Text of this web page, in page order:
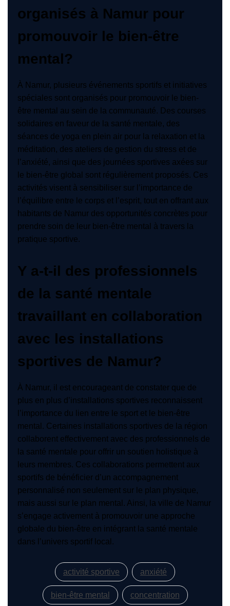
organisés à Namur pour
promouvoir le bien-être
mental?
À Namur, plusieurs événements sportifs et initiatives
spéciales sont organisés pour promouvoir le bien-
être mental au sein de la communauté. Des courses
solidaires en faveur de la santé mentale, des
séances de yoga en plein air pour la relaxation et la
méditation, des ateliers de gestion du stress et de
l’anxiété, ainsi que des journées sportives axées sur
le bien-être global sont régulièrement proposés. Ces
activités visent à sensibiliser sur l’importance de
l’équilibre entre le corps et l’esprit, tout en offrant aux
habitants de Namur des opportunités concrètes pour
prendre soin de leur bien-être mental à travers la
pratique sportive.
Y a-t-il des professionnels
de la santé mentale
travaillant en collaboration
avec les installations
sportives de Namur?
À Namur, il est encourageant de constater que de
plus en plus d’installations sportives reconnaissent
l’importance du lien entre le sport et le bien-être
mental. Certaines installations sportives de la région
collaborent effectivement avec des professionnels de
la santé mentale pour offrir un soutien holistique à
leurs membres. Ces collaborations permettent aux
sportifs de bénéficier d’un accompagnement
personnalisé non seulement sur le plan physique,
mais aussi sur le plan mental. Ainsi, la ville de Namur
s’engage activement à promouvoir une approche
globale du bien-être en intégrant la santé mentale
dans l’univers sportif local.
activité sportive anxiété
bien-être mental concentration